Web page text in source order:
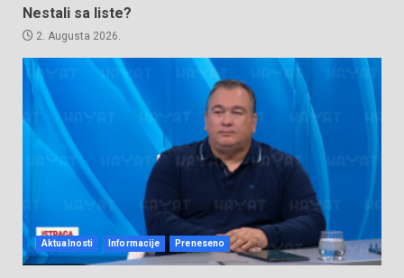
Nestali sa liste?
2. Augusta 2026.
Aktualnosti Informacije Preneseno